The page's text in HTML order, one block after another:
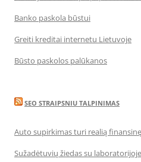
Banko paskola būstui
Greiti kreditai internetu Lietuvoje
Būsto paskolos palūkanos
SEO STRAIPSNIU TALPINIMAS
Auto supirkimas turi realią
Sužadėtuvių žiedas su